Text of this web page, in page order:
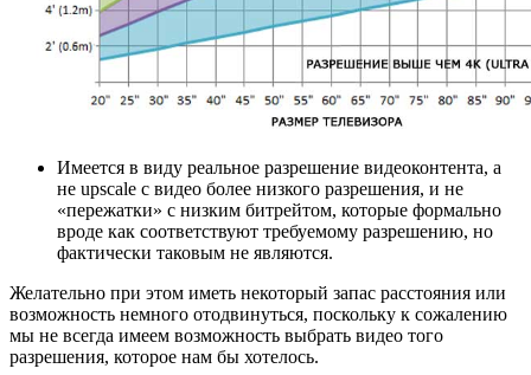
Имеется в виду реальное разрешение видеоконтента, а
не upscale с видео более низкого разрешения, и не
«пережатки» с низким битрейтом, которые формально
вроде как соответствуют требуемому разрешению, но
фактически таковым не являются.
Желательно при этом иметь некоторый запас расстояния или
возможность немного отодвинуться, поскольку к сожалению
мы не всегда имеем возможность выбрать видео того
разрешения, которое нам бы хотелось.